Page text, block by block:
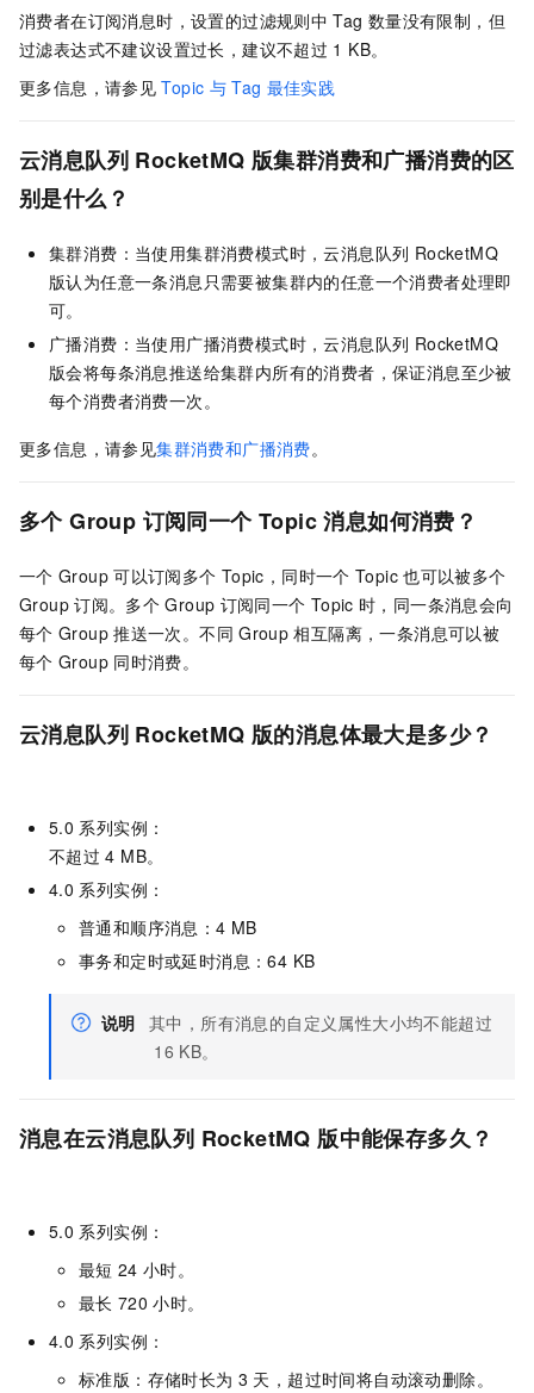
消费者在订阅消息时，设置的过滤规则中 Tag 数量没有限制，但
过滤表达式不建议设置过长，建议不超过 1 KB。
更多信息，请参见 Topic 与 Tag 最佳实践
云消息队列 RocketMQ 版集群消费和广播消费的区
别是什么？
集群消费：当使用集群消费模式时，云消息队列 RocketMQ
版认为任意一条消息只需要被集群内的任意一个消费者处理即
可。
广播消费：当使用广播消费模式时，云消息队列 RocketMQ
版会将每条消息推送给集群内所有的消费者，保证消息至少被
每个消费者消费一次。
更多信息，请参见集群消费和广播消费。
多个 Group 订阅同一个 Topic 消息如何消费？
一个 Group 可以订阅多个 Topic，同时一个 Topic 也可以被多个
Group 订阅。多个 Group 订阅同一个 Topic 时，同一条消息会向
每个 Group 推送一次。不同 Group 相互隔离，一条消息可以被
每个 Group 同时消费。
云消息队列 RocketMQ 版的消息体最大是多少？
5.0 系列实例：
不超过 4 MB。
4.0 系列实例：
普通和顺序消息：4 MB
事务和定时或延时消息：64 KB
说明 其中，所有消息的自定义属性大小均不能超过
16 KB。
消息在云消息队列 RocketMQ 版中能保存多久？
5.0 系列实例：
最短 24 小时。
最长 720 小时。
4.0 系列实例：
标准版：存储时长为 3 天，超过时间将自动滚动删除。